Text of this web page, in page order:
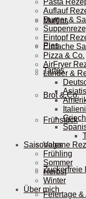
Muffins
Pies
Tartes
Brot & Co.
Frühstück
Vegane
Zuckerfreie
Feiertage &
Pasta
Auflauf
Burger &
Eintopf
Einfache
Pizza & Co.
AirFryer
Länder &
Saisonales
Frühling
Sommer
Herbst
Winter
Über mich